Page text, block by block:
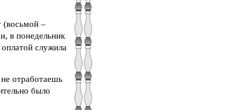
(восьмой –
в понедельник
служила
отработаешь
было